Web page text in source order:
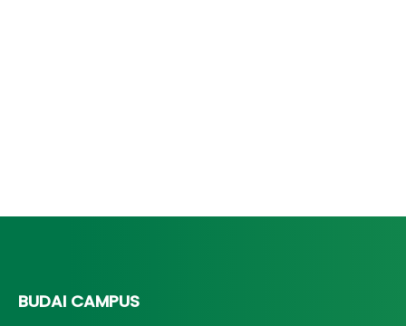
BUDAI CAMPUS